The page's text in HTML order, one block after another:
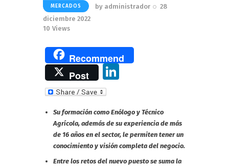
MERCADOS by administrador
28
diciembre 2022
10 Views
Recommend
Post
k
e
dI
n
Su formación como Enólogo y Técnico
Agrícola, además de su experiencia de más
de 16 años en el sector, le permiten tener un
conocimiento y visión completa del negocio.
Entre los retos del nuevo puesto se suma la